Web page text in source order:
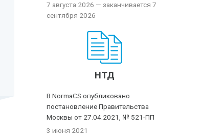
7 августа 2026 — заканчивается 7
сентября 2026
НТД
В NormaCS опубликовано
постановление Правительства
Москвы от 27.04.2021, № 521-ПП
3 июня 2021